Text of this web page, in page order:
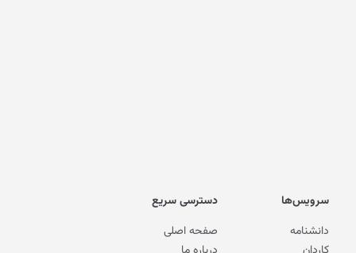
سرویس‌ها
دانشنامه
دسترسی سریع
صفحه اصلی